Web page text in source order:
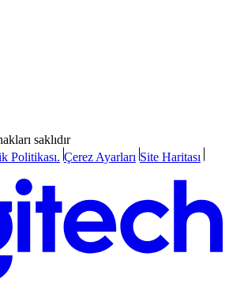
saklıdır
Politikası. Çerez Ayarları Site Haritası